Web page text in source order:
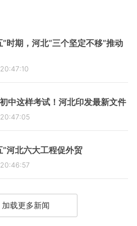
”时期，河北“三个坚定不移”推动
中这样考试！河北印发最新文件
”河北六大工程促外贸
加载更多新闻